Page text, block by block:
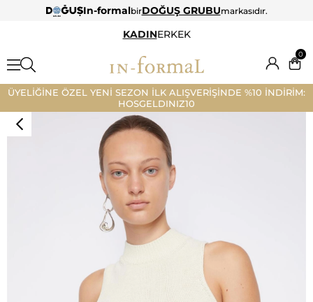
In-formalbirDOĞUŞ GRUBUmarkasıdır.
KADINERKEK
0
ÜYELİĞİNE ÖZEL YENİ SEZON İLK ALIŞVERİŞİNDE %10 İNDİRİM:
HOSGELDINIZ10